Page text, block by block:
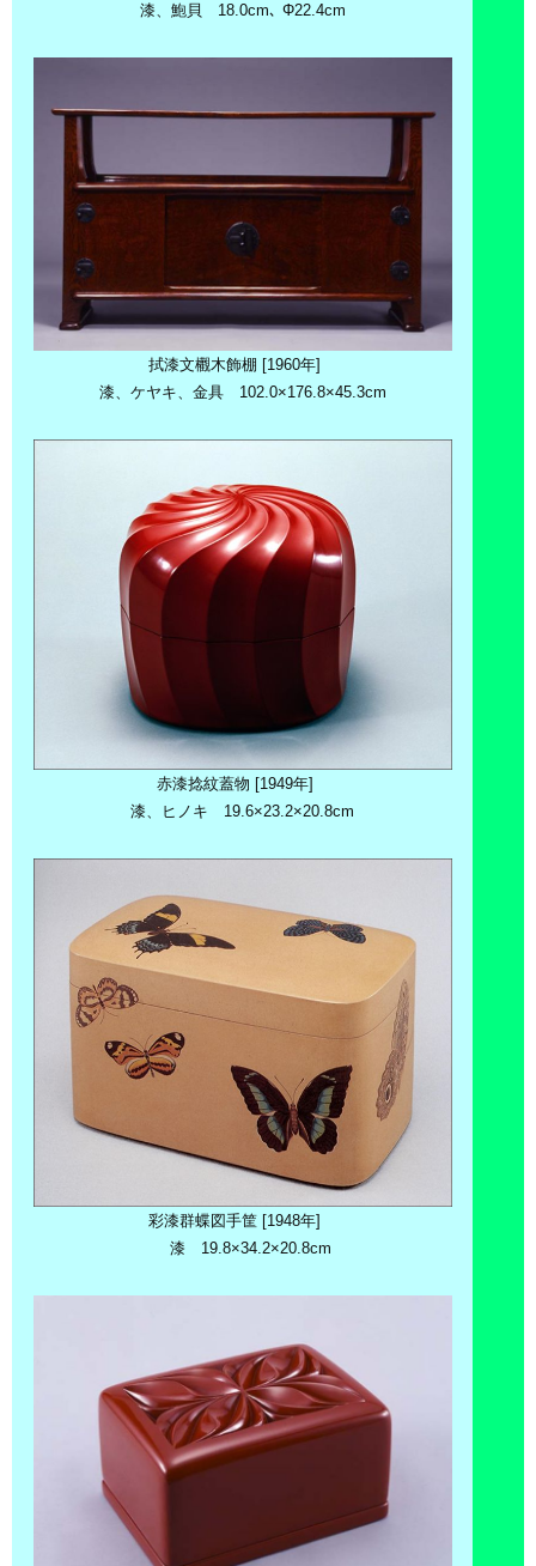
漆、鮑貝 18.0cm､ Φ22.4cm
拭漆文欟木飾棚 [1960年]
漆、ケヤキ、金具 102.0×176.8×45.3cm
赤漆捻紋蓋物 [1949年]
漆、ヒノキ 19.6×23.2×20.8cm
彩漆群蝶図手筐 [1948年]
漆 19.8×34.2×20.8cm